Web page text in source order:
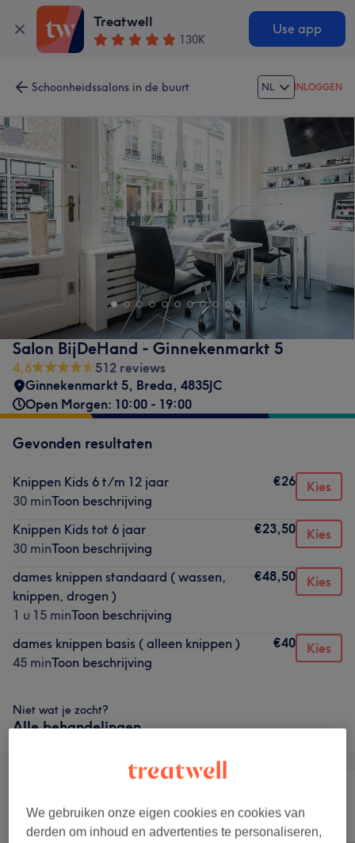
Treatwell
130K
Use app
Schoonheidssalons in de buurt NL INLOGGEN
Salon BijDeHand - Ginnekenmarkt 5
4,6
512 reviews
Ginnekenmarkt 5, Breda, 4835JC
Open Morgen: 10:00 - 19:00
Gevonden resultaten
Knippen Kids 6 t/m 12 jaar
30 minToon beschrijving
€26 Kies
Knippen Kids tot 6 jaar
30 minToon beschrijving
€23,50 Kies
dames knippen standaard ( wassen,
knippen, drogen )
1 u 15 minToon beschrijving
€48,50 Kies
dames knippen basis ( alleen knippen )
45 minToon beschrijving
€40 Kies
Niet wat je zocht?
Alle behandelingen
Alle Haar
We gebruiken onze eigen cookies en cookies van
derden om inhoud en advertenties te personaliseren,